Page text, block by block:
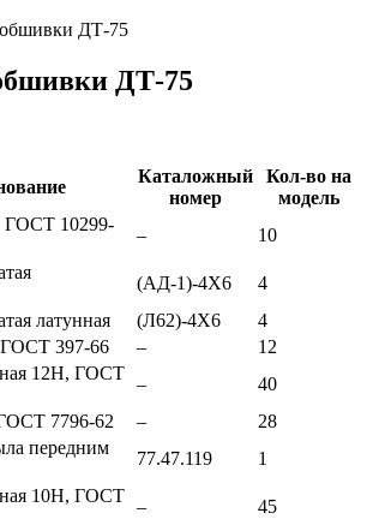
обшивки ДТ-75
ДТ-75
Каталожный
номер
Кол-во на
модель
ГОСТ 10299-
–
10
(АД-1)-4Х6
4
латунная
(Л62)-4Х6
4
397-66
–
12
12Н, ГОСТ
–
40
7796-62 –
28
передним
77.47.119 1
10Н, ГОСТ
–
45